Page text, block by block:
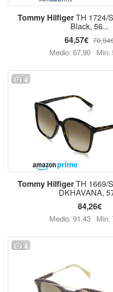
Tommy HilfigerTH 1724/
Black, 56...
64,57€
Medio: 67,90 Min:
4
Tommy HilfigerTH 1669/
DKHAVANA,
84,26€
Medio: 91,43 Min:
4